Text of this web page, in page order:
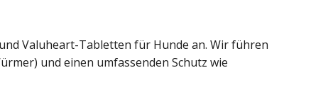
Valuheart-Tabletten für Hunde an. Wir führen
und einen umfassenden Schutz wie